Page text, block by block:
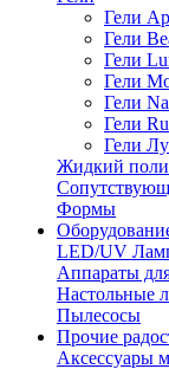
Гели
Гели
Гели
Гели
Гели
Гели
Гели
Жидкий
Формы
LED/UV
Аппараты
Настольные
Пылесосы
Прочие
Аксессуары